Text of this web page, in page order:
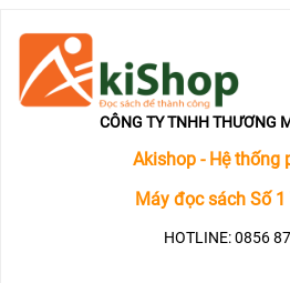
CÔNG TY TNHH THƯƠNG
Akishop - Hệ thống
Máy đọc sách Số 1
HOTLINE: 0856